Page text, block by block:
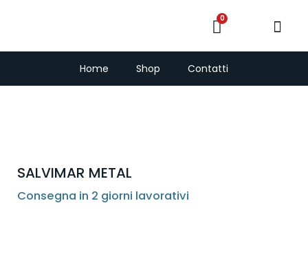
0
Home Shop Contatti
SALVIMAR METAL
Consegna in 2 giorni lavorativi